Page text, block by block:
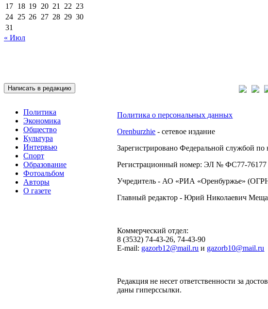
17 18 19 20 21 22 23
24 25 26 27 28 29 30
31
« Июл
Написать в редакцию
Политика
Экономика
Общество
Культура
Интервью
Спорт
Образование
Фотоальбом
Авторы
О газете
Политика о персональных данных
Orenburzhie - сетевое издание
Зарегистрировано Федеральной службой
Регистрационный номер: ЭЛ № ФС77-76177
Учредитель - АО «РИА «Оренбуржье»
Главный редактор - Юрий Николаевич
Коммерческий отдел:
8 (3532) 74-43-26, 74-43-90
E-mail: gazorb12@mail.ru и gazorb10@mail.ru
Редакция не несет ответственности за
даны гиперссылки.